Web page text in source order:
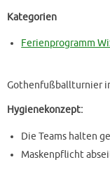
Kategorien
Ferienprogramm
Gothenfußballturnier
Hygienekonzept:
Die Teams halten
Maskenpflicht